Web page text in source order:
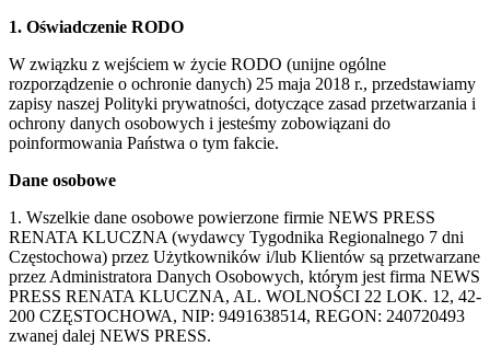
1. Oświadczenie RODO
W związku z wejściem w życie RODO (unijne ogólne
rozporządzenie o ochronie danych) 25 maja 2018 r., przedstawiamy
zapisy naszej Polityki prywatności, dotyczące zasad przetwarzania i
ochrony danych osobowych i jesteśmy zobowiązani do
poinformowania Państwa o tym fakcie.
Dane osobowe
1. Wszelkie dane osobowe powierzone firmie NEWS PRESS
RENATA KLUCZNA (wydawcy Tygodnika Regionalnego 7 dni
Częstochowa) przez Użytkowników i/lub Klientów są przetwarzane
przez Administratora Danych Osobowych, którym jest firma NEWS
PRESS RENATA KLUCZNA, AL. WOLNOŚCI 22 LOK. 12, 42-
200 CZĘSTOCHOWA, NIP: 9491638514, REGON: 240720493
zwanej dalej NEWS PRESS.